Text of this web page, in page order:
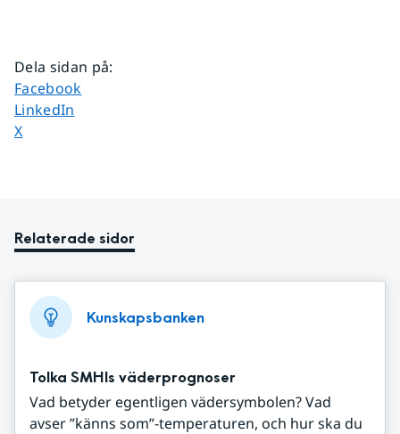
Dela sidan på:
Dela sidan på
Facebook
Dela sidan på
LinkedIn
Dela sidan på
X
Relaterade sidor
Kunskapsbanken
Tolka SMHIs väderprognoser
Vad betyder egentligen vädersymbolen? Vad
avser ”känns som”-temperaturen, och hur ska du